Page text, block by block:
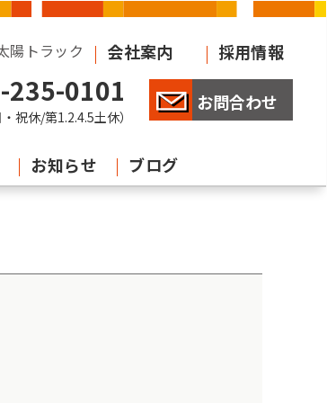
陽トラック 会社案内 採用情報
235-0101
祝休/第1.2.4.5土休）
お問合わせ
お知らせ ブログ